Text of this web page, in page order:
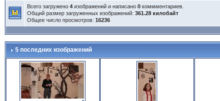
Всего загружено 4изображений и написано 0коммментариев.
Общий размер загруженных изображений: 361.28 килобайт
Общее число просмотров: 16236
5 последних изображений